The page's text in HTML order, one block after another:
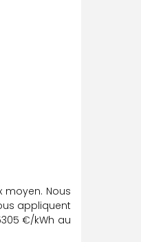
moyen. Nous
appliquent
€/kWh au